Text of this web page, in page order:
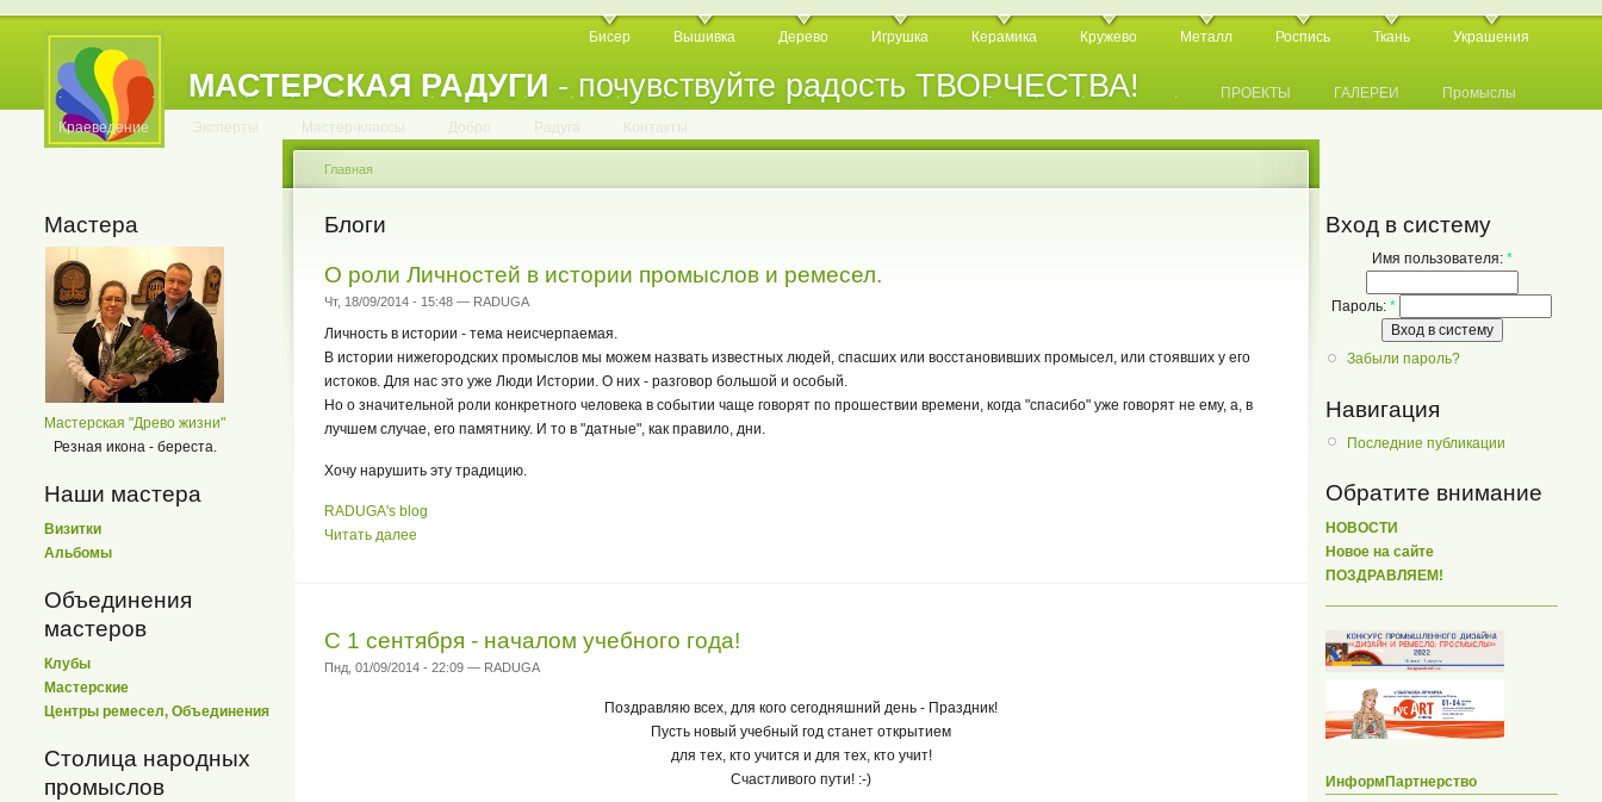
МАСТЕРСКАЯ РАДУГИ - почувствуйте радость ТВОРЧЕСТВА!
Бисер Вышивка Дерево Игрушка Керамика Кружево Металл Роспись Ткань Украшения
. . . . . . . . . . . . . . . . . . . . . . . . . ПРОЕКТЫ ГАЛЕРЕИ Промыслы
Краеведение Эксперты Мастер-классы Добро Радуга Контакты
Мастера
Мастерская "Древо жизни"
Резная икона - береста.
Наши мастера
Визитки
Альбомы
Объединения
мастеров
Клубы
Мастерские
Центры ремесел, Объединения
Столица народных
промыслов
Главная
Блоги
О роли Личностей в истории промыслов и ремесел.
Чт, 18/09/2014 - 15:48 — RADUGA
Личность в истории - тема неисчерпаемая.
В истории нижегородских промыслов мы можем назвать известных людей, спасших или восстановивших промысел, или стоявших у его
истоков. Для нас это уже Люди Истории. О них - разговор большой и особый.
Но о значительной роли конкретного человека в событии чаще говорят по прошествии времени, когда "спасибо" уже говорят не ему, а, в
лучшем случае, его памятнику. И то в "датные", как правило, дни.
Хочу нарушить эту традицию.
RADUGA's blog
Читать далее
С 1 сентября - началом учебного года!
Пнд, 01/09/2014 - 22:09 — RADUGA
Поздравляю всех, для кого сегодняшний день - Праздник!
Пусть новый учебный год станет открытием
для тех, кто учится и для тех, кто учит!
Счастливого пути! :-)
Вход в систему
Имя пользователя: *
Пароль: *
Забыли пароль?
Навигация
Последние публикации
Обратите внимание
НОВОСТИ
Новое на сайте
ПОЗДРАВЛЯЕМ!
ИнформПартнерство